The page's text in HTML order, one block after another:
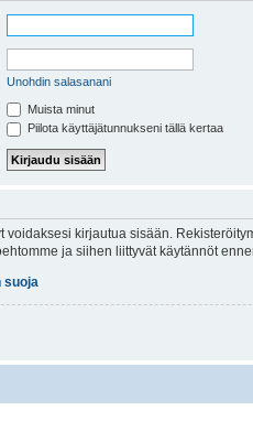
Unohdin salasanani
Muista minut
Piilota käyttäjätunnukseni tällä kertaa
voidaksesi kirjautua sisään.
ja siihen liittyvät käytännöt
suoja